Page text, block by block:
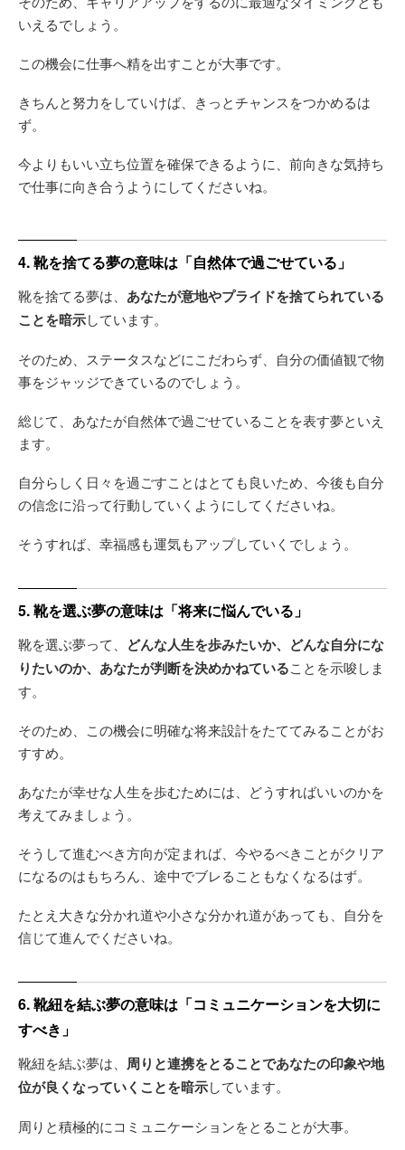
いえるでしょう。
この機会に仕事へ精を出すことが大事です。
きちんと努力をしていけば、きっとチャンスをつかめるは
ず。
今よりもいい立ち位置を確保できるように、前向きな気持ち
で仕事に向き合うようにしてくださいね。
4. 靴を捨てる夢の意味は「自然体で過ごせている」
靴を捨てる夢は、 あなたが意地やプライドを捨てられている
ことを暗示しています。
そのため、ステータスなどにこだわらず、自分の価値観で物
事をジャッジできているのでしょう。
総じて、あなたが自然体で過ごせていることを表す夢といえ
ます。
自分らしく日々を過ごすことはとても良いため、今後も自分
の信念に沿って行動していくようにしてくださいね。
そうすれば、幸福感も運気もアップしていくでしょう。
5. 靴を選ぶ夢の意味は「将来に悩んでいる」
靴を選ぶ夢って、 どんな人生を歩みたいか、どんな自分にな
りたいのか、あなたが判断を決めかねていることを示唆しま
す。
そのため、この機会に明確な将来設計をたててみることがお
すすめ。
あなたが幸せな人生を歩むためには、どうすればいいのかを
考えてみましょう。
そうして進むべき方向が定まれば、今やるべきことがクリア
になるのはもちろん、途中でブレることもなくなるはず。
たとえ大きな分かれ道や小さな分かれ道があっても、自分を
信じて進んでくださいね。
6. 靴紐を結ぶ夢の意味は「コミュニケーションを大切に
すべき」
靴紐を結ぶ夢は、 周りと連携をとることであなたの印象や地
位が良くなっていくことを暗示しています。
周りと積極的にコミュニケーションをとることが大事。